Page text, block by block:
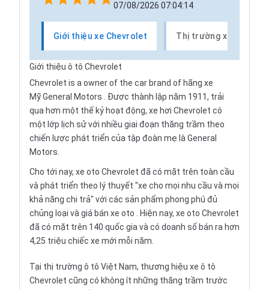
07/08/2026 07:04:14
Giới thiệu xe Chevrolet Thị trường xe
Giới thiệu ô tô Chevrolet
Chevrolet is a owner of the car brand of hãng xe
MỹGeneral Motors . Được thành lập năm 1911, trải
qua hơn một thế kỷ hoạt động, xe hơi Chevrolet có
một lớp lịch sử với nhiều giai đoạn thăng trầm theo
chiến lược phát triển của tập đoàn mẹ là General
Motors.
Cho tới nay, xe oto Chevrolet đã có mặt trên toàn cầu
và phát triển theo lý thuyết "xe cho mọi nhu cầu và mọi
khả năng chi trả" với các sản phẩm phong phú đủ
chủng loại vàgiá bán xe oto . Hiện nay, xe oto Chevrolet
đã có mặt trên 140 quốc gia và có doanh số bán ra hơn
4,25 triệu chiếc xe mới mỗi năm.
Tại thị trường ô tô Việt Nam, thương hiệu xe ô tô
Chevrolet cũng có không ít những thăng trầm trước